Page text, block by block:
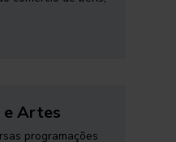
e Artes
programações